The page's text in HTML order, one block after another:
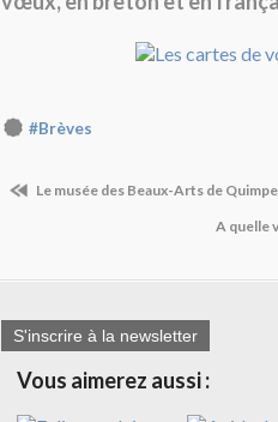
#Brèves
Le musée des Beaux-Arts de
A quelle
S'inscrire à la newsletter
Vous aimerez aussi :